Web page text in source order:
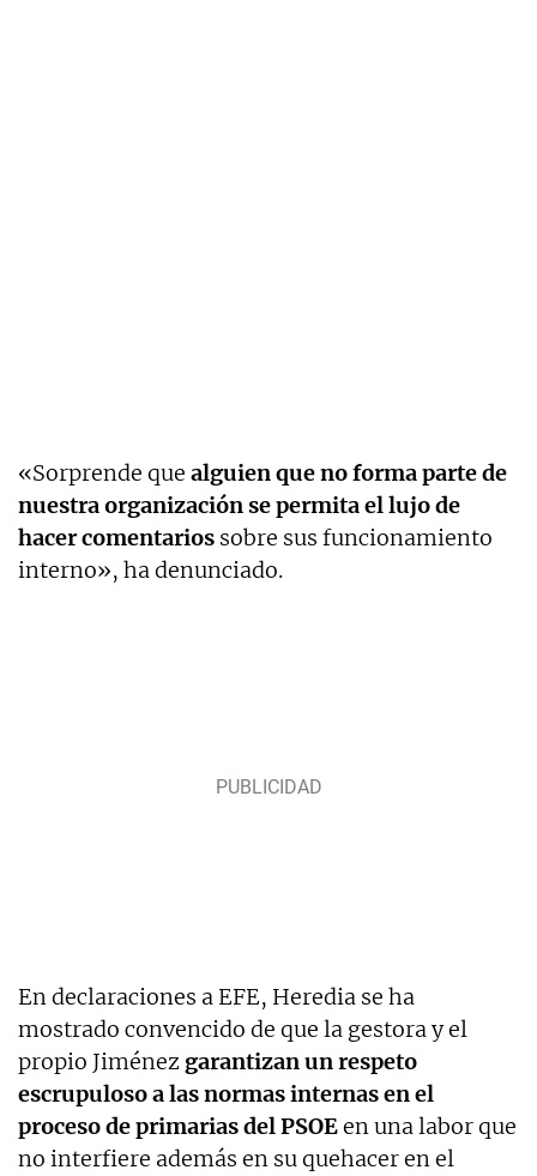
«Sorprende que alguien que no forma parte de
nuestra organización se permita el lujo de
hacer comentarios sobre sus funcionamiento
interno», ha denunciado.
En declaraciones a EFE, Heredia se ha
mostrado convencido de que la gestora y el
propio Jiménez garantizan un respeto
escrupuloso a las normas internas en el
proceso de primarias del PSOEen una labor que
no interfiere además en su quehacer en el